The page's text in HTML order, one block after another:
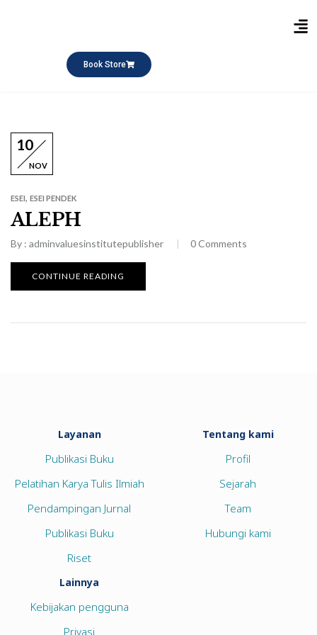
Book Store
10
NOV
ESEI, ESEI PENDEK
ALEPH
By : adminvaluesinstitutepublisher 0Comments
CONTINUE READING
Layanan
Publikasi Buku
Pelatihan Karya Tulis Ilmiah
Pendampingan Jurnal
Publikasi Buku
Riset
Tentang kami
Profil
Sejarah
Team
Hubungi kami
Lainnya
Kebijakan pengguna
Privasi